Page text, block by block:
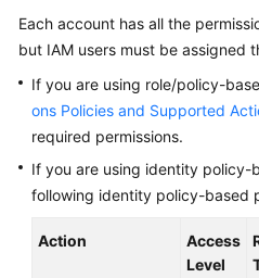
FAQs
Practices
General
Reference
Glossary
Each account has all the
but IAM users must be assigned
If you are using role/policy-
ons Policies and Supported
required permissions.
If you are using identity policy-
following identity policy-based
Action
Access
Level